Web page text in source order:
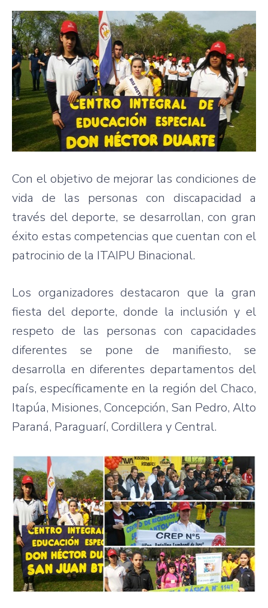
Con el objetivo de mejorar las condiciones de
vida de las personas con discapacidad a
través del deporte, se desarrollan, con gran
éxito estas competencias que cuentan con el
patrocinio de la ITAIPU Binacional.
Los organizadores destacaron que la gran
fiesta del deporte, donde la inclusión y el
respeto de las personas con capacidades
diferentes se pone de manifiesto, se
desarrolla en diferentes departamentos del
país, específicamente en la región del Chaco,
Itapúa, Misiones, Concepción, San Pedro, Alto
Paraná, Paraguarí, Cordillera y Central.